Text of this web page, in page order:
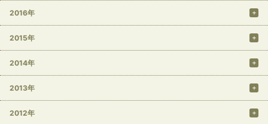
2016年
2015年
2014年
2013年
2012年